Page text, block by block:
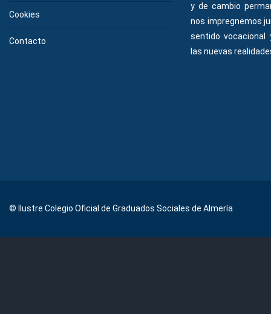
Cookies
Contacto
y de cambio
nos impregnemos
sentido
las nuevas
© Ilustre Colegio Oficial de Graduados Sociales de Almería